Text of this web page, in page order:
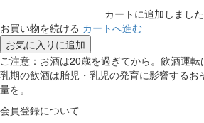
カートに追加しました
お買い物を続ける カートへ進む
お気に入りに追加
ご注意：お酒は20歳を過ぎてから。飲酒運
乳期の飲酒は胎児・乳児の発育に影響するお
量を。
会員登録について